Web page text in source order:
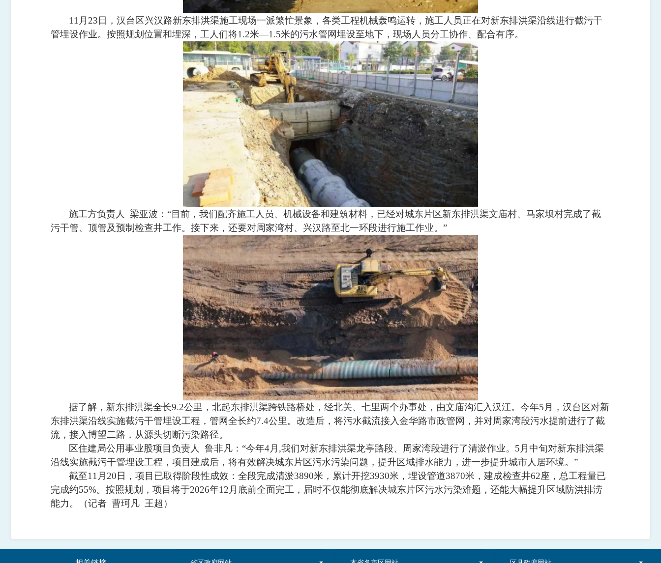
11 月 23 日，汉台区兴汉路新东排洪渠施工现场一派繁忙景象，各类工程机械轰鸣运转，施工人员正在对新东排洪渠沿线进行截污干
管埋设作业。按照规划位置和埋深，工人们将1.2米—1.5米的污水管网埋设至地下，现场人员分工协作、配合有序。
施工方负责人梁亚波 ： “目前，我们配齐施工人员、机械设备和建筑材料，已经对城东片区新东排洪渠文庙村、马家坝村完成了截
污干管、顶管及预制检查井工作。接下来，还要对周家湾村、兴汉路至北一环段进行施工作业。 ”
据了解，新东排洪渠全长9.2公里，北起东排洪渠跨铁路桥处，经北关、七里两个办事处，由文庙沟汇入汉江。今年5 月，汉台区对新
东排洪渠沿线实施截污干管埋设工程，管网全长约7.4公里。改造后，将污水截流接入金华路市政管网，并对周家湾段污水提前进行了截
流，接入博望二路，从源头切断污染路径。
区住建局公用事业股项目负责人鲁非凡 ： “今年4月 ,我们对新东排洪渠龙亭路段、周家湾段进行了清淤作业。 5 月中旬对新东排洪渠
沿线实施截污干管埋设工程，项目建成后，将有效解决城东片区污水污染问题，提升区域排水能力，进一步提升城市人居环境。 ”
截至11 月 20 日，项目已取得阶段性成效：全段完成清淤3890米，累计开挖3930米，埋设管道3870米，建成检查井62座，总工程量已
完成约55%。按照规划，项目将于2026年12 月底前全面完工，届时不仅能彻底解决城东片区污水污染难题，还能大幅提升区域防洪排涝
能力。（记者 曹珂凡 王超）